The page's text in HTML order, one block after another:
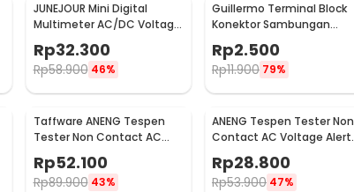
JUNEJOUR Mini Digital
Multimeter AC/DC Voltage
Tester 1999 Count - XL830L
Rp32.300
Rp58.900 46%
Guillermo Terminal Block
Konektor Sambungan
Kabel Listrik 1 PCS PCT-222
- GTB6
Rp2.500
Rp11.900 79%
Taffware ANENG Tespen
Tester Non Contact AC
Voltage Detector 12V-
1000V - VC1017
Rp52.100
Rp89.900 43%
ANENG Tespen Tester Non
Contact AC Voltage Alert
Detector 12-1000V - VD802
Rp28.800
Rp53.900 47%